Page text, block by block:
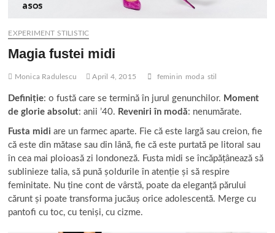
EXPERIMENT STILISTIC
Magia fustei midi
Monica Radulescu April 4, 2015 feminin moda stil
Definiție: o fustă care se termină în jurul genunchilor. Moment
de glorie absolut: anii ’40. Reveniri în modă: nenumărate.
Fusta midi are un farmec aparte. Fie că este largă sau creion, fie
că este din mătase sau din lână, fie că este purtată pe litoral sau
în cea mai ploioasă zi londoneză. Fusta midi se încăpățânează să
sublinieze talia, să pună șoldurile în atenție și să respire
feminitate. Nu ține cont de vârstă, poate da eleganță părului
cărunt și poate transforma jucăuș orice adolescentă. Merge cu
pantofi cu toc, cu teniși, cu cizme.